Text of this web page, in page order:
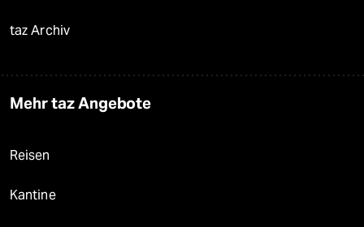
taz Archiv
Mehr taz Angebote
Reisen
Kantine